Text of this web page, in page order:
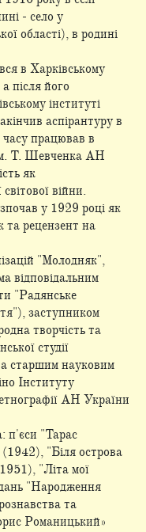
- село у
області), в родині
в Харківському
після його
інституті
аспірантуру в
часу працював в
ім. Т. Шевченка АН
як
війни.
у 1929 році як
та рецензент на
"Молодняк",
відповідальним
"Радянське
заступником
творчість та
студії
старшим науковим
Інституту
АН України
п'єси "Тарас
"Біля острова
"Літа мої
"Народження
та
Романицький»